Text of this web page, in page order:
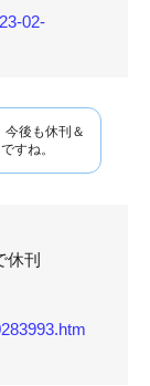
02-
今後も休刊＆
すね。
休刊